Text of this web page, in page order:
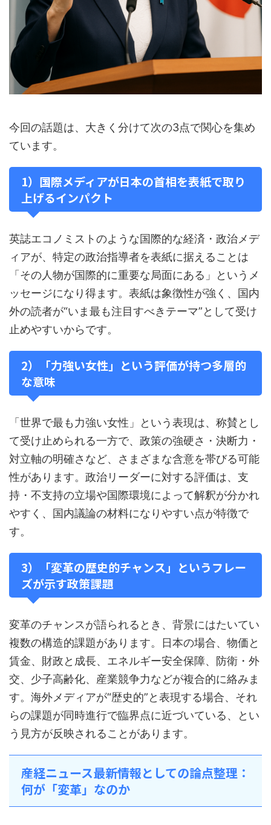
今回の話題は、大きく分けて次の3点で関心を集め
ています。
1）国際メディアが日本の首相を表紙で取り
上げるインパクト
英誌エコノミストのような国際的な経済・政治メデ
ィアが、特定の政治指導者を表紙に据えることは
「その人物が国際的に重要な局面にある」というメ
ッセージになり得ます。表紙は象徴性が強く、国内
外の読者が“いま最も注目すべきテーマ”として受け
止めやすいからです。
2）「力強い女性」という評価が持つ多層的
な意味
「世界で最も力強い女性」という表現は、称賛とし
て受け止められる一方で、政策の強硬さ・決断力・
対立軸の明確さなど、さまざまな含意を帯びる可能
性があります。政治リーダーに対する評価は、支
持・不支持の立場や国際環境によって解釈が分かれ
やすく、国内議論の材料になりやすい点が特徴で
す。
3）「変革の歴史的チャンス」というフレー
ズが示す政策課題
変革のチャンスが語られるとき、背景にはたいてい
複数の構造的課題があります。日本の場合、物価と
賃金、財政と成長、エネルギー安全保障、防衛・外
交、少子高齢化、産業競争力などが複合的に絡みま
す。海外メディアが“歴史的”と表現する場合、それ
らの課題が同時進行で臨界点に近づいている、とい
う見方が反映されることがあります。
産経ニュース最新情報としての論点整理：
何が「変革」なのか